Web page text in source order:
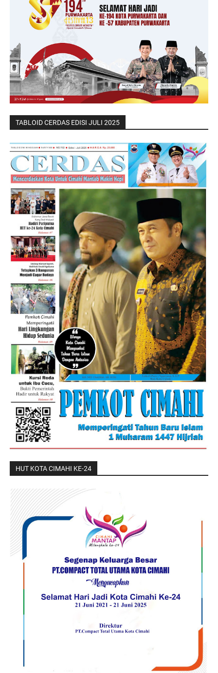
TABLOID CERDAS EDISI JULI 2025
HUT KOTA CIMAHI KE-24